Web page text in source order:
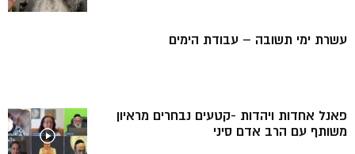
עשרת ימי תשובה – עבודת הימים
פאנל אחדות ויהדות -קטעים נבחרים מראיון
משותף עם הרב אדם סיני